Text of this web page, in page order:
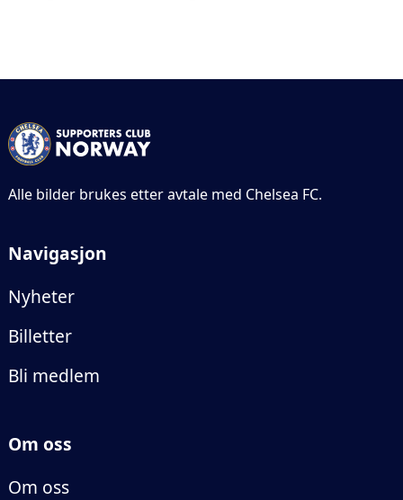
Alle bilder brukes etter avtale med Chelsea FC.
Navigasjon
Nyheter
Billetter
Bli medlem
Om oss
Om oss